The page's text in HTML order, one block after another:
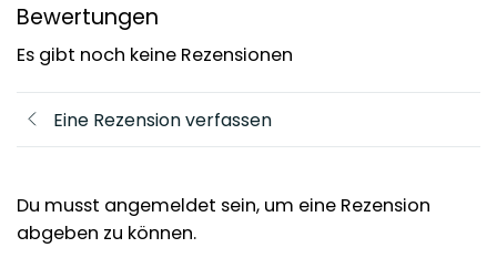
Bewertungen
Es gibt noch keine Rezensionen
Eine Rezension verfassen
Du musst angemeldet sein, um eine Rezension
abgeben zu können.